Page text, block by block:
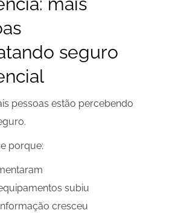
seguro
pessoas estão percebendo
porque:
subiu
cresceu